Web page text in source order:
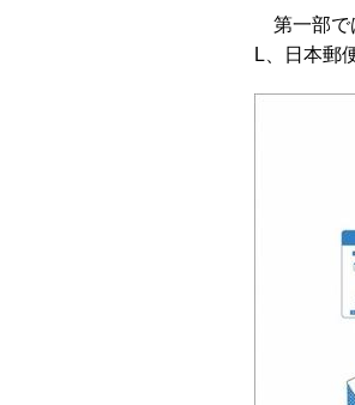
第一部で
L、日本郵